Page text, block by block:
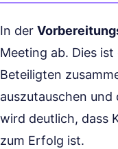
In der
Meeting ab. Dies
Beteiligten
auszutauschen und
wird deutlich, dass
zum Erfolg ist.